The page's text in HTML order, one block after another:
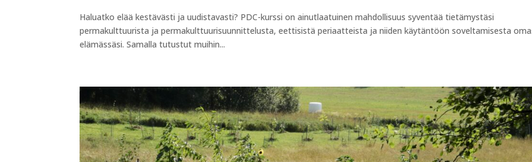
Haluatko elää kestävästi ja uudistavasti? PDC-kurssi on ainutlaatuinen mahdollisuus syventää tietämystäsi
permakulttuurista ja permakulttuurisuunnittelusta, eettisistä periaatteista ja niiden käytäntöön soveltamisesta
elämässäsi. Samalla tutustut muihin...